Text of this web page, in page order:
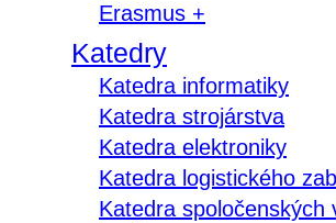
Erasmus +
Katedry
Katedra informatiky
Katedra strojárstva
Katedra elektroniky
Katedra logistického
Katedra spoločenských